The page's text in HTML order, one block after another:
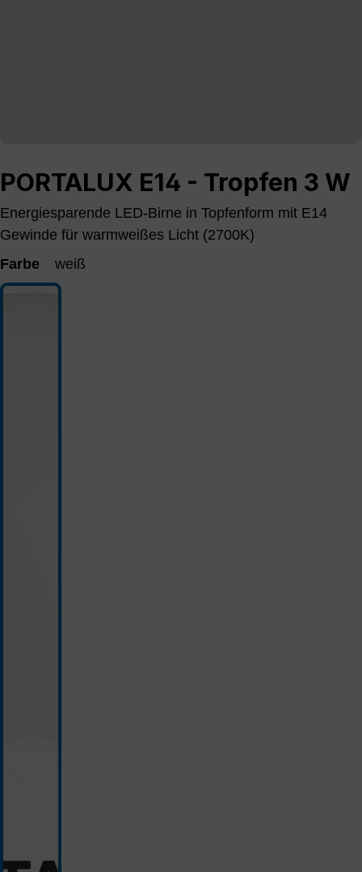
PORTALUX E14 - Tropfen 3 W
Energiesparende LED-Birne in Topfenform mit E14
Gewinde für warmweißes Licht (2700K)
Farbe
weiß